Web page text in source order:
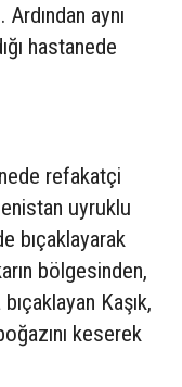
aynı
hastanede
refakatçi
uyruklu
bıçaklayarak
bölgesinden,
Kaşık,
keserek